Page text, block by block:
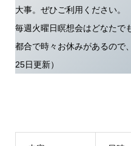
大事。ぜひご利用ください。
毎週火曜日瞑想会はどなたで
都合で時々お休みがあるので
25日更新）